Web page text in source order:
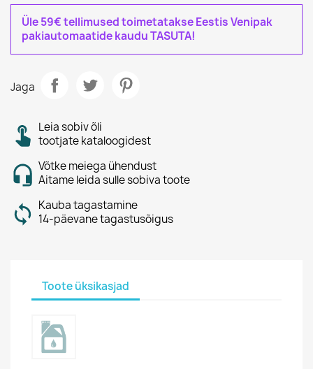
Üle 59€ tellimused toimetatakse Eestis Venipak
pakiautomaatide kaudu TASUTA!
Jaga
Leia sobiv õli
tootjate kataloogidest
Võtke meiega ühendust
Aitame leida sulle sobiva toote
Kauba tagastamine
14-päevane tagastusõigus
Toote üksikasjad